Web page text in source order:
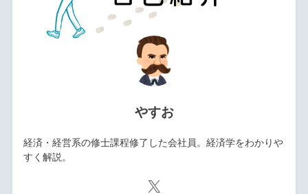
やすお
経済・経営系の修士課程修了した会社員。経済学をわかりや
すく解説。